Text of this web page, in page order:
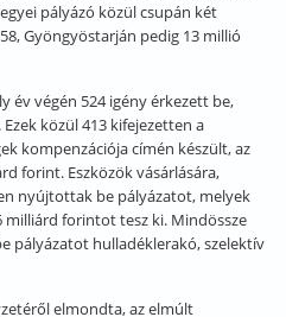
pályázó közül csupán két
Gyöngyöstarján pedig 13 millió
év végén 524 igény érkezett be,
közül 413 kifejezetten a
kompenzációja címén készült, az
forint. Eszközök vásárlására,
nyújtottak be pályázatot, melyek
milliárd forintot tesz ki. Mindössze
pályázatot hulladéklerakó, szelektív
elmondta, az elmúlt